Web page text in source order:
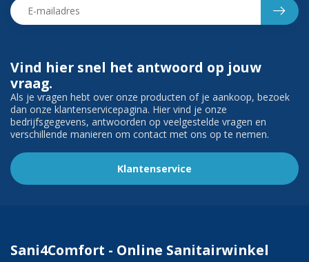
Vind hier snel het antwoord op jouw
vraag.
Als je vragen hebt over onze producten of je aankoop, bezoek
dan onze klantenservicepagina. Hier vind je onze
bedrijfsgegevens, antwoorden op veelgestelde vragen en
verschillende manieren om contact met ons op te nemen.
Klantenservice
Sani4Comfort - Online Sanitairwinkel